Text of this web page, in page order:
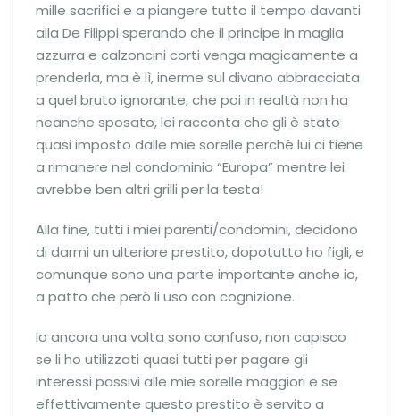
mille sacrifici e a piangere tutto il tempo davanti
alla De Filippi sperando che il principe in maglia
azzurra e calzoncini corti venga magicamente a
prenderla, ma è lì, inerme sul divano abbracciata
a quel bruto ignorante, che poi in realtà non ha
neanche sposato, lei racconta che gli è stato
quasi imposto dalle mie sorelle perché lui ci tiene
a rimanere nel condominio “Europa” mentre lei
avrebbe ben altri grilli per la testa!
Alla fine, tutti i miei parenti/condomini, decidono
di darmi un ulteriore prestito, dopotutto ho figli, e
comunque sono una parte importante anche io,
a patto che però li uso con cognizione.
Io ancora una volta sono confuso, non capisco
se li ho utilizzati quasi tutti per pagare gli
interessi passivi alle mie sorelle maggiori e se
effettivamente questo prestito è servito a